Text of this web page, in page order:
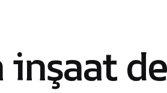
inşaat